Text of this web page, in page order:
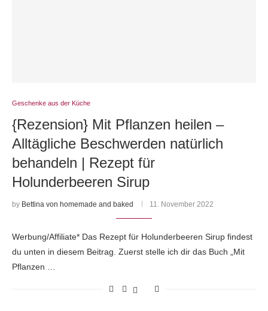
Geschenke aus der Küche
{Rezension} Mit Pflanzen heilen –
Alltägliche Beschwerden natürlich
behandeln | Rezept für
Holunderbeeren Sirup
by Bettina von homemade and baked 11. November 2022
Werbung/Affiliate* Das Rezept für Holunderbeeren Sirup findest
du unten in diesem Beitrag. Zuerst stelle ich dir das Buch „Mit
Pflanzen …